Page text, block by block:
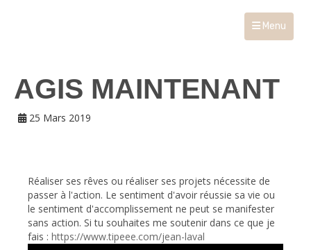
Menu
AGIS MAINTENANT
25 Mars 2019
Réaliser ses rêves ou réaliser ses projets nécessite de
passer à l'action. Le sentiment d'avoir réussie sa vie ou
le sentiment d'accomplissement ne peut se manifester
sans action. Si tu souhaites me soutenir dans ce que je
fais : https://www.tipeee.com/jean-laval